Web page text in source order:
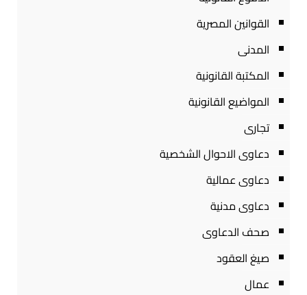
القوانين المصرية
المدنى
المكتبة القانونية
المواضيع القانونية
تجارى
دعاوى الاحوال الشخصية
دعاوى عمالية
دعاوى مدنية
صحف الدعاوى
صيغ العقود
عمال